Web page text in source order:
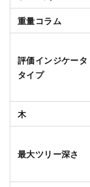
重量コラム
評価インジケータ
タイプ
木
最大ツリー深さ